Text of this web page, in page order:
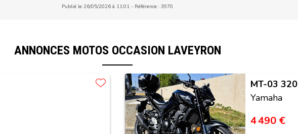
Publié le 26/05/2026 à 11:01 Référence : 3970
ANNONCES MOTOS OCCASION LAVEYRON
MT-03 320
Yamaha
4 490 €